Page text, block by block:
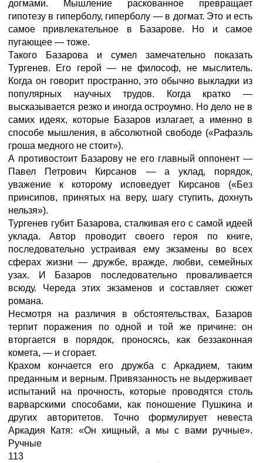
догмами. Мышление раскованное превращает
гипотезу в гиперболу, гиперболу — в догмат. Это и есть
самое привлекательное в Базарове. Но и самое
пугающее — тоже.
Такого Базарова и сумел замечательно показать
Тургенев. Его герой — не философ, не мыслитель.
Когда он говорит пространно, это обычно выкладки из
популярных научных трудов. Когда кратко —
высказывается резко и иногда остроумно. Но дело не в
самих идеях, которые Базаров излагает, а именно в
способе мышления, в абсолютной свободе («Рафаэль
гроша медного не стоит»).
А противостоит Базарову не его главный оппонент —
Павел Петрович Кирсанов — а уклад, порядок,
уважение к которому исповедует Кирсанов («Без
принсипов, принятых на веру, шагу ступить, дохнуть
нельзя»).
Тургенев губит Базарова, сталкивая его с самой идеей
уклада. Автор проводит своего героя по книге,
последовательно устраивая ему экзамены во всех
сферах жизни — дружбе, вражде, любви, семейных
узах. И Базаров последовательно проваливается
всюду. Череда этих экзаменов и составляет сюжет
романа.
Несмотря на различия в обстоятельствах, Базаров
терпит поражения по одной и той же причине: он
вторгается в порядок, проносясь, как беззаконная
комета, — и сгорает.
Крахом кончается его дружба с Аркадием, таким
преданным и верным. Привязанность не выдерживает
испытаний на прочность, которые проводятся столь
варварскими способами, как поношение Пушкина и
других авторитетов. Точно формулирует невеста
Аркадия Катя: «Он хищный, а мы с вами ручные».
Ручные
113